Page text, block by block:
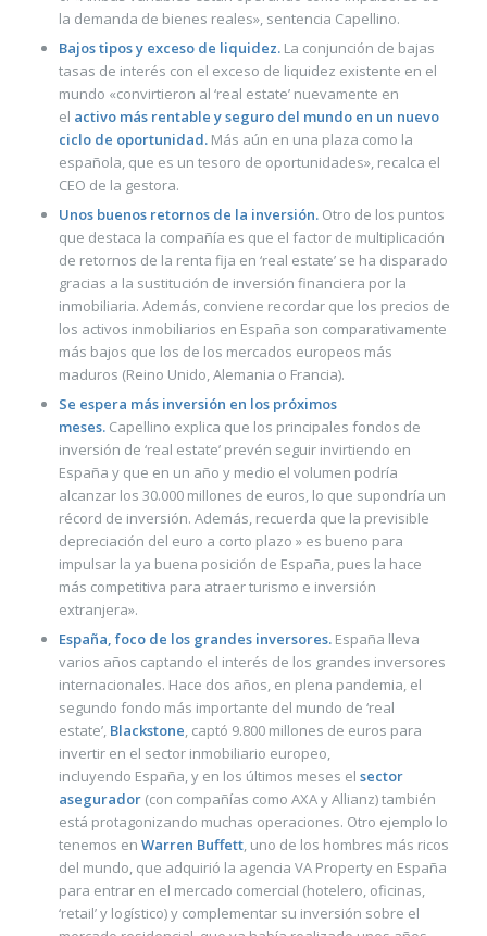
la demanda de bienes reales», sentencia Capellino.
Bajos tipos y exceso de liquidez.La conjunción de bajas
tasas de interés con el exceso de liquidez existente en el
mundo «convirtieron al ‘real estate’ nuevamente en
el activo más rentable y seguro del mundo en un nuevo
ciclo de oportunidad.Más aún en una plaza como la
española, que es un tesoro de oportunidades», recalca el
CEO de la gestora.
Unos buenos retornos de la inversión. Otro de los puntos
que destaca la compañía es que el factor de multiplicación
de retornos de la renta fija en ‘real estate’ se ha disparado
gracias a la sustitución de inversión financiera por la
inmobiliaria. Además, conviene recordar que los precios de
los activos inmobiliarios en España son comparativamente
más bajos que los de los mercados europeos más
maduros (Reino Unido, Alemania o Francia).
Se espera más inversión en los próximos
meses.Capellino explica que los principales fondos de
inversión de ‘real estate’ prevén seguir invirtiendo en
España y que en un año y medio el volumen podría
alcanzar los 30.000 millones de euros, lo que supondría un
récord de inversión. Además, recuerda que la previsible
depreciación del euro a corto plazo » es bueno para
impulsar la ya buena posición de España, pues la hace
más competitiva para atraer turismo e inversión
extranjera».
España, foco de los grandes inversores. España lleva
varios años captando el interés de los grandes inversores
internacionales. Hace dos años, en plena pandemia, el
segundo fondo más importante del mundo de ‘real
estate’, Blackstone, captó 9.800 millones de euros para
invertir en el sector inmobiliario europeo,
incluyendo España, y en los últimos meses el sector
asegurador (con compañías como AXA y Allianz) también
está protagonizando muchas operaciones. Otro ejemplo lo
tenemos en Warren Buffett, uno de los hombres más ricos
del mundo, que adquirió la agencia VA Property en España
para entrar en el mercado comercial (hotelero, oficinas,
‘retail’ y logístico) y complementar su inversión sobre el